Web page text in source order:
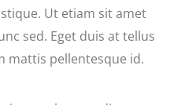
Ut etiam sit amet
sed. Eget duis at tellus
mattis pellentesque id.